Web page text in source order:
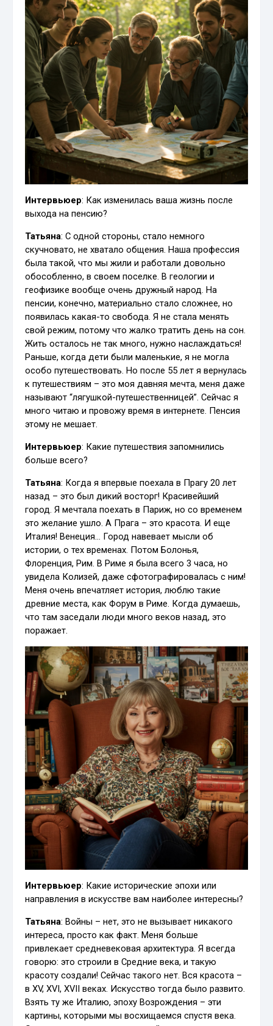
Интервьюер: Как изменилась ваша жизнь после
выхода на пенсию?
Татьяна: С одной стороны, стало немного
скучновато, не хватало общения. Наша профессия
была такой, что мы жили и работали довольно
обособленно, в своем поселке. В геологии и
геофизике вообще очень дружный народ. На
пенсии, конечно, материально стало сложнее, но
появилась какая-то свобода. Я не стала менять
свой режим, потому что жалко тратить день на сон.
Жить осталось не так много, нужно наслаждаться!
Раньше, когда дети были маленькие, я не могла
особо путешествовать. Но после 55 лет я вернулась
к путешествиям – это моя давняя мечта, меня даже
называют “лягушкой-путешественницей”. Сейчас я
много читаю и провожу время в интернете. Пенсия
этому не мешает.
Интервьюер: Какие путешествия запомнились
больше всего?
Татьяна: Когда я впервые поехала в Прагу 20 лет
назад – это был дикий восторг! Красивейший
город. Я мечтала поехать в Париж, но со временем
это желание ушло. А Прага – это красота. И еще
Италия! Венеция… Город навевает мысли об
истории, о тех временах. Потом Болонья,
Флоренция, Рим. В Риме я была всего 3 часа, но
увидела Колизей, даже сфотографировалась с ним!
Меня очень впечатляет история, люблю такие
древние места, как Форум в Риме. Когда думаешь,
что там заседали люди много веков назад, это
поражает.
Интервьюер: Какие исторические эпохи или
направления в искусстве вам наиболее интересны?
Татьяна: Войны – нет, это не вызывает никакого
интереса, просто как факт. Меня больше
привлекает средневековая архитектура. Я всегда
говорю: это строили в Средние века, и такую
красоту создали! Сейчас такого нет. Вся красота –
в XV, XVI, XVII веках. Искусство тогда было развито.
Взять ту же Италию, эпоху Возрождения – эти
картины, которыми мы восхищаемся спустя века.